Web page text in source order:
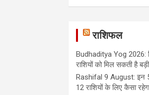
राशिफल
Budhaditya Yog 2026:
राशियों को मिल सकती है
Rashifal 9 August: इन 5
12 राशियों के लिए कैसा